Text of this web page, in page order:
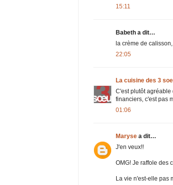
15:11
Babeth a dit…
la crème de
22:05
La cuisine des 3
C'est plutôt
financiers, c'est pas
01:06
Maryse a dit…
J'en veux!!
OMG! Je raffole des
La vie n'est-elle pas